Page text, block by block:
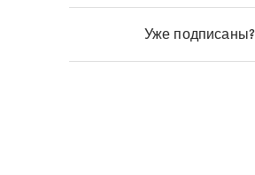
Уже подписаны?